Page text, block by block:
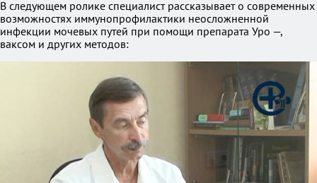
В следующем ролике специалист рассказывает о современных
возможностях иммунопрофилактики неосложненной
инфекции мочевых путей при помощи препарата Уро —,
ваксом и других методов: